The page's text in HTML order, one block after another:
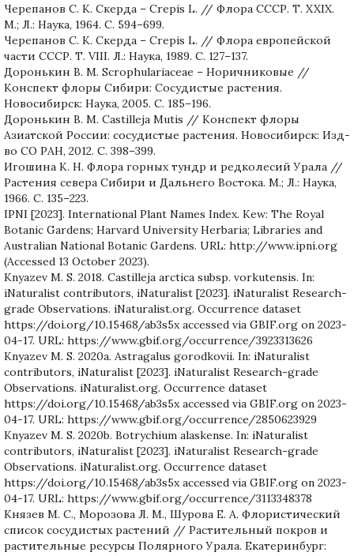
Черепанов С. К. Скерда – Crepis L. // Флора СССР. Т. XXIX.
М.; Л.: Наука, 1964. С. 594–699.
Черепанов С. К. Скерда – Crepis L. // Флора европейской
части СССР. Т. VIII. Л.: Наука, 1989. С. 127–137.
Доронькин В. М. Scrophulariaceae – Норичниковые //
Конспект флоры Сибири: Сосудистые растения.
Новосибирск: Наука, 2005. С. 185–196.
Доронькин В. М. Castilleja Mutis // Конспект флоры
Азиатской России: сосудистые растения. Новосибирск: Изд-
во СО РАН, 2012. С. 398–399.
Игошина К. Н. Флора горных тундр и редколесий Урала //
Растения севера Сибири и Дальнего Востока. М.; Л.: Наука,
1966. С. 135–223.
IPNI [2023]. International Plant Names Index. Kew: The Royal
Botanic Gardens; Harvard University Herbaria; Libraries and
Australian National Botanic Gardens. URL: http://www.ipni.org
(Accessed 13 October 2023).
Knyazev M. S. 2018. Castilleja arctica subsp. vorkutensis. In:
iNaturalist contributors, iNaturalist [2023]. iNaturalist Research-
grade Observations. iNaturalist.org. Occurrence dataset
https://doi.org/10.15468/ab3s5x accessed via GBIF.org on 2023-
04-17. URL: https://www.gbif.org/occurrence/3923313626
Knyazev M. S. 2020a. Astragalus gorodkovii. In: iNaturalist
contributors, iNaturalist [2023]. iNaturalist Research-grade
Observations. iNaturalist.org. Occurrence dataset
https://doi.org/10.15468/ab3s5x accessed via GBIF.org on 2023-
04-17. URL: https://www.gbif.org/occurrence/2850623929
Knyazev M. S. 2020b. Botrychium alaskense. In: iNaturalist
contributors, iNaturalist [2023]. iNaturalist Research-grade
Observations. iNaturalist.org. Occurrence dataset
https://doi.org/10.15468/ab3s5x accessed via GBIF.org on 2023-
04-17. URL: https://www.gbif.org/occurrence/3113348378
Князев М. С., Морозова Л. М., Шурова Е. А. Флористический
список сосудистых растений // Растительный покров и
растительные ресурсы Полярного Урала. Екатеринбург: